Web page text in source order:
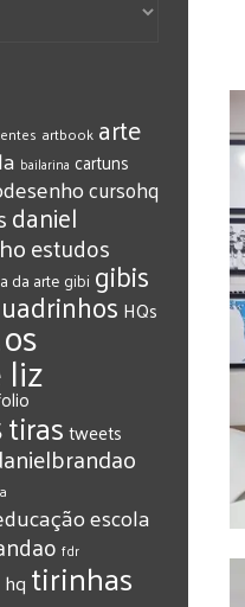
artbook arte
bailarina cartuns
cursohq
daniel
estudos
da arte gibi gibis
HQs
os
tirastweets
‎escola
‎fdr
‎hq ‎tirinhas